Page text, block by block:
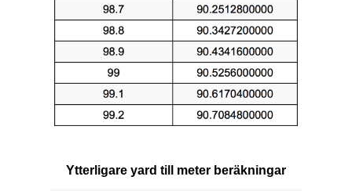
Ytterligare yard till meter beräkningar